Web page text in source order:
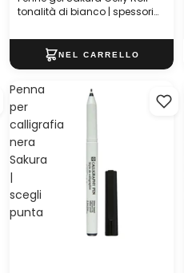
tonalità di bianco | spessori
Penna
per
calligrafia
nera
Sakura
|
scegli
punta